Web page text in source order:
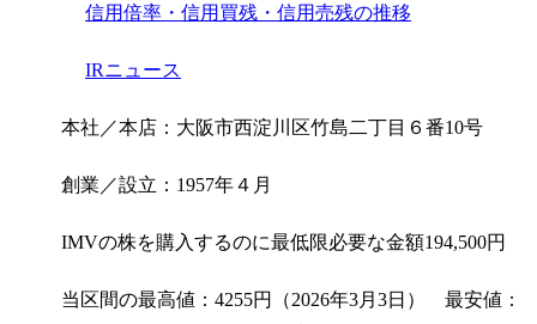
信用倍率・信用買残・信用売残の推移
IRニュース
本社／本店：大阪市西淀川区竹島二丁目６番10号
創業／設立：1957年４月
IMVの株を購入するのに最低限必要な金額194,500円
当区間の最高値：4255円（2026年3月3日） 最安値：